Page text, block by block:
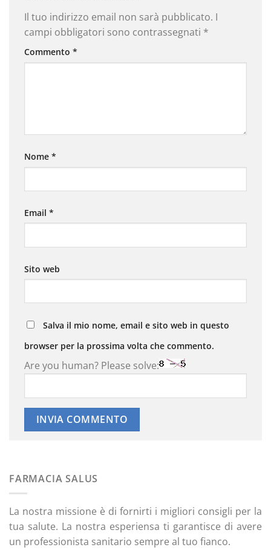
Il tuo indirizzo email non sarà pubblicato. I
campi obbligatori sono contrassegnati *
Commento *
Nome *
Email *
Sito web
Salva il mio nome, email e sito web in questo
browser per la prossima volta che commento.
Are you human? Please solve:
FARMACIA SALUS
La nostra missione è di fornirti i migliori consigli per la
tua salute. La nostra esperiensa ti garantisce di avere
un professionista sanitario sempre al tuo fianco.